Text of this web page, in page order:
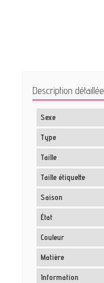
Description détaillée
Sexe
Type
Taille
Taille étiquette
Saison
État
Couleur
Matière
Information